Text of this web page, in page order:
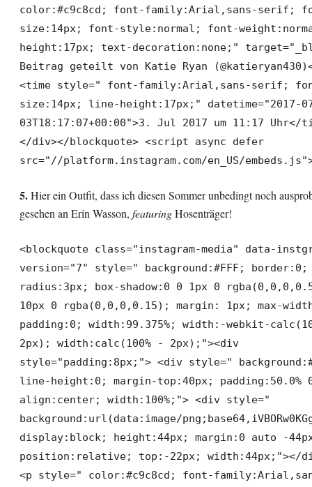
color:#c9c8cd; font-family:Arial,sans-serif;
size:14px; font-style:normal; font-
height:17px; text-decoration:none;"
Beitrag geteilt von Katie Ryan
<time style=" font-family:Arial,sans-serif;
size:14px; line-height:17px;" datetime="2017-
03T18:17:07+00:00">3. Jul 2017 um 11:17 Uhr</
</div></blockquote> <script async defer
src="//platform.instagram.com/en_US/
5.Hier ein Outfit, dass ich diesen Sommer unbedingt noch
gesehen an Erin Wasson, featuringHosenträger!
<blockquote class="instagram-media" data-
version="7" style=" background:#FFF;
radius:3px; box-shadow:0 0 1px 0
10px 0 rgba(0,0,0,0.15); margin: 1px; max-
padding:0; width:99.375%; width:-webkit-
2px); width:calc(100% - 2px);"><div
style="padding:8px;"> <div style="
line-height:0; margin-top:40px;
align:center; width:100%;"> <div style="
background:url(data:image/
display:block; height:44px; margin:0 auto -
position:relative; top:-22px; width:44px;"></
<p style=" color:#c9c8cd; font-